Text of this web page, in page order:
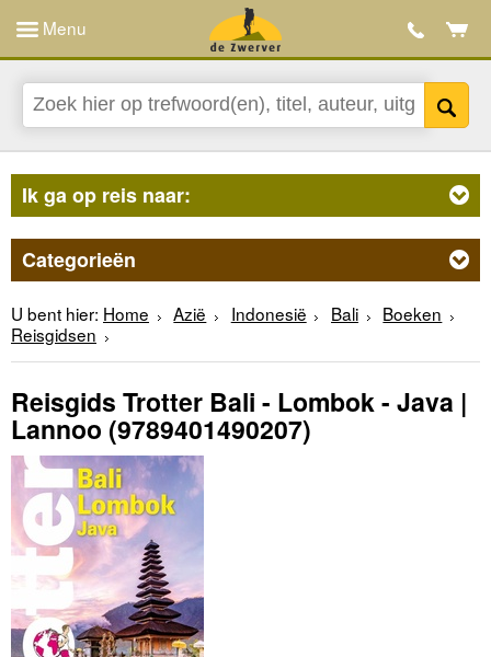
Menu
Ik ga op reis naar:
Categorieën
U bent hier: Home Azië Indonesië Bali
Boeken
Reisgidsen
Reisgids Trotter Bali - Lombok - Java |
Lannoo (9789401490207)